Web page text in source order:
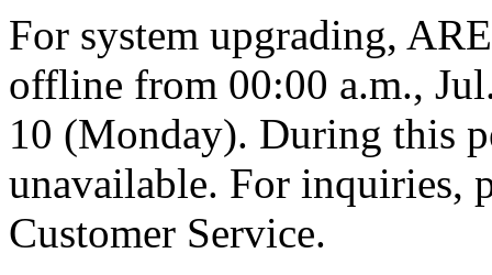
For system upgrading,
offline from 00:00 a.m.,
10 (Monday). During this
unavailable. For inquiries,
Customer Service.